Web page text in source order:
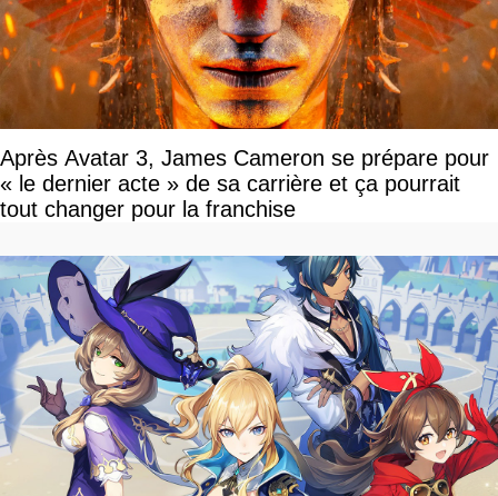
Après Avatar 3, James Cameron se prépare pour
« le dernier acte » de sa carrière et ça pourrait
tout changer pour la franchise